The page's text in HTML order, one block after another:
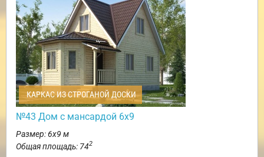
КАРКАС ИЗ СТРОГАНОЙ ДОСКИ
№43 Дом с мансардой 6х9
Размер: 6х9 м
Общая площадь: 742